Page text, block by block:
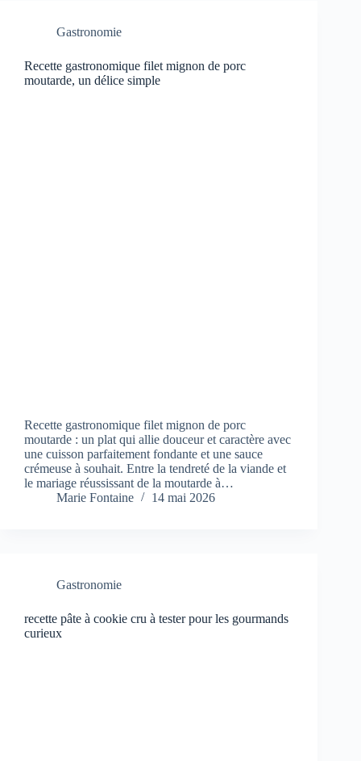
Gastronomie
Recette gastronomique filet mignon de porc
moutarde, un délice simple
Recette gastronomique filet mignon de porc
moutarde : un plat qui allie douceur et caractère avec
une cuisson parfaitement fondante et une sauce
crémeuse à souhait. Entre la tendreté de la viande et
le mariage réussissant de la moutarde à…
Marie Fontaine
14 mai 2026
Gastronomie
recette pâte à cookie cru à tester pour les gourmands
curieux